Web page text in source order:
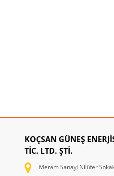
KOÇSAN GÜNEŞ
TİC. LTD. ŞTİ.
Meram Sanayi Nilüfer